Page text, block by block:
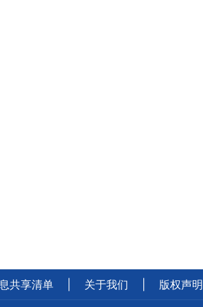
共享清单 关于我们 版权声明